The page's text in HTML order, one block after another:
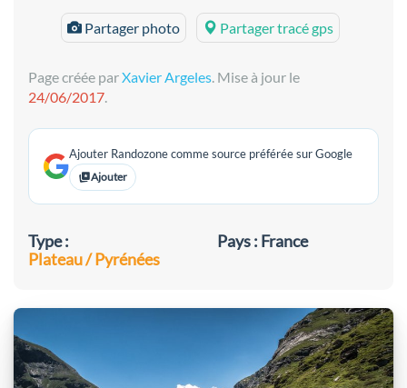
Partager photo Partager tracé gps
Page créée parXavier Argeles. Mise à jour le
24/06/2017.
Ajouter Randozone comme source préférée sur Google
Ajouter
Type :
Plateau / Pyrénées
Pays : France